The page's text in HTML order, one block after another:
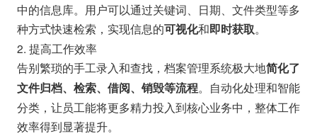
中的信息库。用户可以通过关键词、日期、文件类型等多
种方式快速检索，实现信息的可视化和即时获取。
2. 提高工作效率
告别繁琐的手工录入和查找，档案管理系统极大地简化了
文件归档、检索、借阅、销毁等流程。自动化处理和智能
分类，让员工能将更多精力投入到核心业务中，整体工作
效率得到显著提升。